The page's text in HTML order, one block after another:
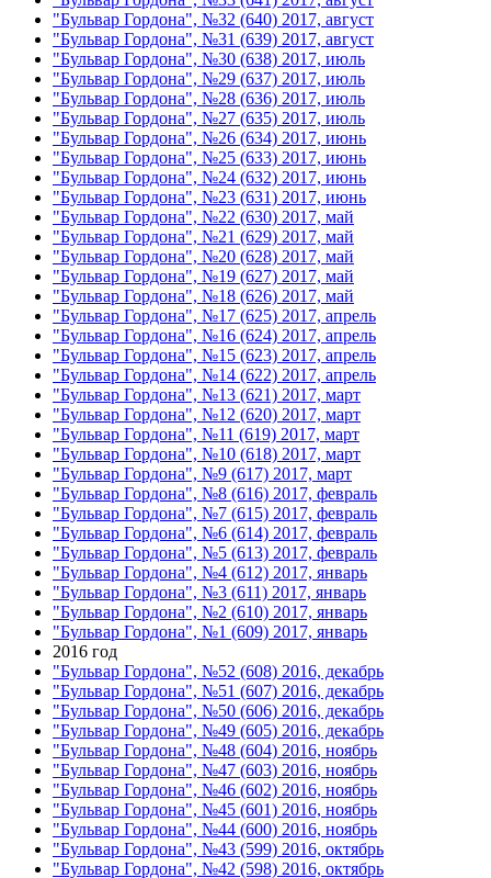
"Бульвар Гордона", №32 (640) 2017, август
"Бульвар Гордона", №31 (639) 2017, август
"Бульвар Гордона", №30 (638) 2017, июль
"Бульвар Гордона", №29 (637) 2017, июль
"Бульвар Гордона", №28 (636) 2017, июль
"Бульвар Гордона", №27 (635) 2017, июль
"Бульвар Гордона", №26 (634) 2017, июнь
"Бульвар Гордона", №25 (633) 2017, июнь
"Бульвар Гордона", №24 (632) 2017, июнь
"Бульвар Гордона", №23 (631) 2017, июнь
"Бульвар Гордона", №22 (630) 2017, май
"Бульвар Гордона", №21 (629) 2017, май
"Бульвар Гордона", №20 (628) 2017, май
"Бульвар Гордона", №19 (627) 2017, май
"Бульвар Гордона", №18 (626) 2017, май
"Бульвар Гордона", №17 (625) 2017, апрель
"Бульвар Гордона", №16 (624) 2017, апрель
"Бульвар Гордона", №15 (623) 2017, апрель
"Бульвар Гордона", №14 (622) 2017, апрель
"Бульвар Гордона", №13 (621) 2017, март
"Бульвар Гордона", №12 (620) 2017, март
"Бульвар Гордона", №11 (619) 2017, март
"Бульвар Гордона", №10 (618) 2017, март
"Бульвар Гордона", №9 (617) 2017, март
"Бульвар Гордона", №8 (616) 2017, февраль
"Бульвар Гордона", №7 (615) 2017, февраль
"Бульвар Гордона", №6 (614) 2017, февраль
"Бульвар Гордона", №5 (613) 2017, февраль
"Бульвар Гордона", №4 (612) 2017, январь
"Бульвар Гордона", №3 (611) 2017, январь
"Бульвар Гордона", №2 (610) 2017, январь
"Бульвар Гордона", №1 (609) 2017, январь
2016 год
"Бульвар Гордона", №52 (608) 2016, декабрь
"Бульвар Гордона", №51 (607) 2016, декабрь
"Бульвар Гордона", №50 (606) 2016, декабрь
"Бульвар Гордона", №49 (605) 2016, декабрь
"Бульвар Гордона", №48 (604) 2016, ноябрь
"Бульвар Гордона", №47 (603) 2016, ноябрь
"Бульвар Гордона", №46 (602) 2016, ноябрь
"Бульвар Гордона", №45 (601) 2016, ноябрь
"Бульвар Гордона", №44 (600) 2016, ноябрь
"Бульвар Гордона", №43 (599) 2016, октябрь
"Бульвар Гордона", №42 (598) 2016, октябрь